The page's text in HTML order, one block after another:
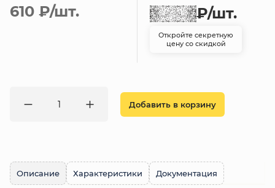
610 ₽/шт. ₽/шт.
Откройте секретную
цену со скидкой
Добавить в корзину
Описание Характеристики Документация